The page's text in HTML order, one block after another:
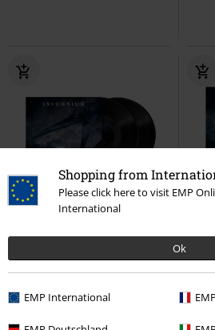
Shopping from
Please click here to visit EMP
International
Ok
EMP International
Prevendita
Deluxe